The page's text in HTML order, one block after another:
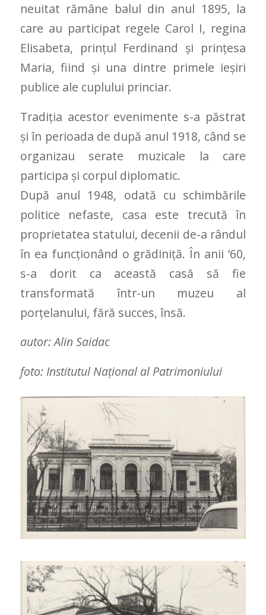
neuitat rămâne balul din anul 1895, la
care au participat regele Carol I, regina
Elisabeta, prințul Ferdinand și prințesa
Maria, fiind și una dintre primele ieșiri
publice ale cuplului princiar.
Tradiția acestor evenimente s-a păstrat
și în perioada de după anul 1918, când se
organizau serate muzicale la care
participa și corpul diplomatic.
După anul 1948, odată cu schimbările
politice nefaste, casa este trecută în
proprietatea statului, decenii de-a rândul
în ea funcționând o grădiniță. În anii ‘60,
s-a dorit ca această casă să fie
transformată într-un muzeu al
porțelanului, fără succes, însă.
autor: Alin Saidac
foto: Institutul Național al Patrimoniului